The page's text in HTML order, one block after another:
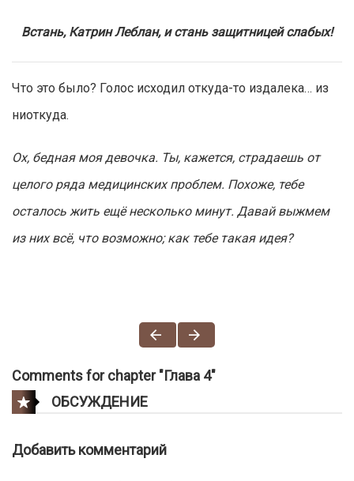
Встань, Катрин Леблан, и стань защитницей слабых!
Что это было? Голос исходил откуда-то издалека… из
ниоткуда.
Ох, бедная моя девочка. Ты, кажется, страдаешь от
целого ряда медицинских проблем. Похоже, тебе
осталось жить ещё несколько минут. Давай выжмем
из них всё, что возможно; как тебе такая идея?
Comments for chapter "Глава 4"
ОБСУЖДЕНИЕ
Добавить комментарий